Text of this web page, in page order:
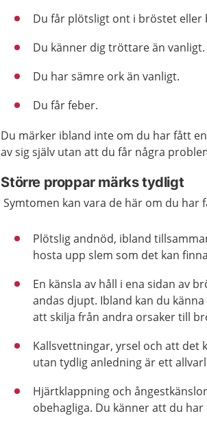
Du får plötsligt ont i bröstet eller
Du känner dig tröttare än vanligt.
Du har sämre ork än vanligt.
Du får feber.
Du märker ibland inte om du har fått
av sig själv utan att du får några
Större proppar märks tydligt
Symtomen kan vara de här om du har
Plötslig andnöd, ibland
hosta upp slem som det kan
En känsla av håll i ena sidan av
andas djupt. Ibland kan du
att skilja från andra orsaker till
Kallsvettningar, yrsel och att det
utan tydlig anledning är ett
Hjärtklappning och
obehagliga. Du känner att du